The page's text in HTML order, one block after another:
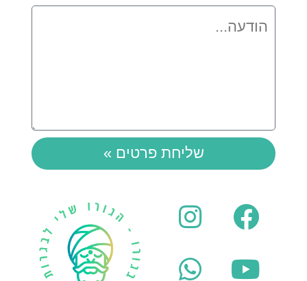
הודעה
שליחת פרטים »
Facebook
InstagramYoutube
Whatsapp